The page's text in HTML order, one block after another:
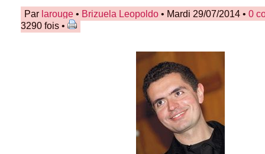
Par larouge • Brizuela Leopoldo • Mardi 29/07/2014 • 0
3290 fois •